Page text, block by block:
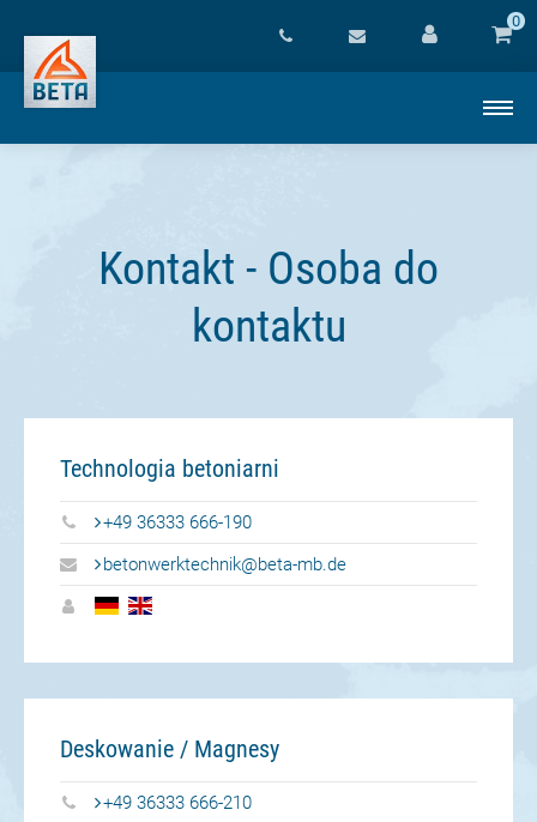
0
Kontakt - Osoba do
kontaktu
Technologia betoniarni
+49 36333 666-190
betonwerktechnik@beta-mb.de
Deskowanie / Magnesy
+49 36333 666-210